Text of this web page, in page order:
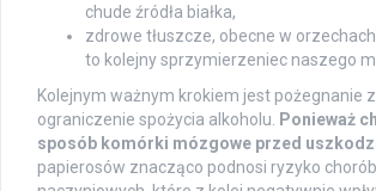
chude źródła białka,
zdrowe tłuszcze, obecne w
to kolejny sprzymierzeniec naszego
Kolejnym ważnym krokiem jest pożegnanie
ograniczenie spożycia alkoholu. Ponieważ
sposób komórki mózgowe przed
papierosów znacząco podnosi ryzyko